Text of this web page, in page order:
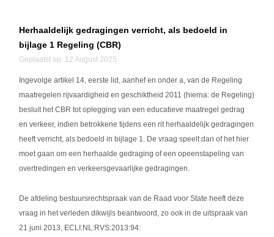
Herhaaldelijk gedragingen verricht, als bedoeld in
bijlage 1 Regeling (CBR)
Geplaatst op: 12 August 2025
Ingevolge artikel 14, eerste lid, aanhef en onder a, van de Regeling
maatregelen rijvaardigheid en geschiktheid 2011 (hierna: de Regeling)
besluit het CBR tot oplegging van een educatieve maatregel gedrag
en verkeer, indien betrokkene tijdens een rit herhaaldelijk gedragingen
heeft verricht, als bedoeld in bijlage 1. De vraag speelt dan of het hier
moet gaan om een herhaalde gedraging of een opeenstapeling van
overtredingen en verkeersgevaarlijke gedragingen.
De afdeling bestuursrechtspraak van de Raad voor State heeft deze
vraag in het verleden dikwijls beantwoord, zo ook in de uitspraak van
21 juni 2013, ECLI:NL:RVS:2013:94: